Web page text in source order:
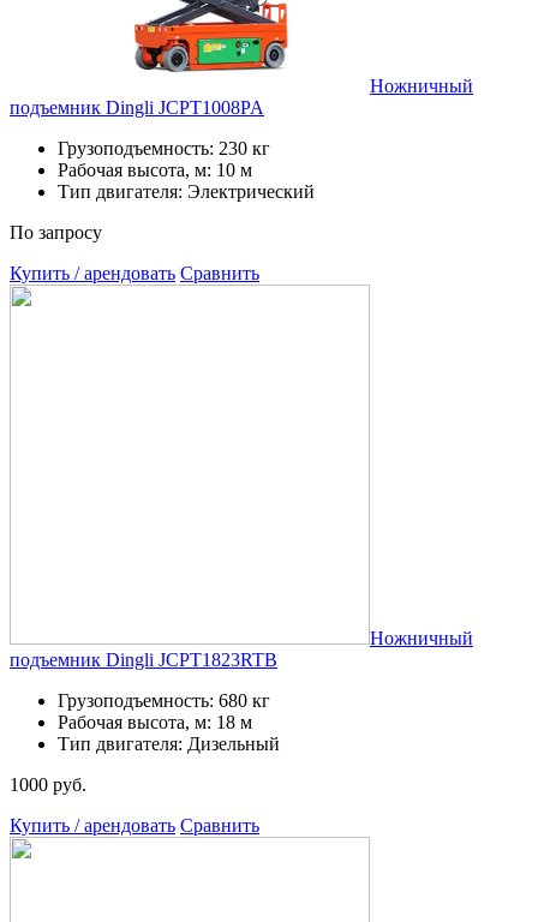
Ножничный
подъемник Dingli JCPT1008PA
Грузоподъемность: 230 кг
Рабочая высота, м: 10 м
Тип двигателя: Электрический
По запросу
Купить / арендовать Сравнить
Ножничный
подъемник Dingli JCPT1823RTB
Грузоподъемность: 680 кг
Рабочая высота, м: 18 м
Тип двигателя: Дизельный
1000 руб.
Купить / арендовать Сравнить